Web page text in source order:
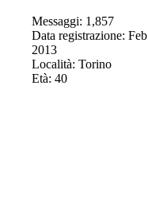
Messaggi: 1,857
Data registrazione: Feb
2013
Località: Torino
Età: 40